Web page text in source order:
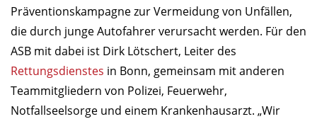
Präventionskampagne zur Vermeidung von Unfällen,
die durch junge Autofahrer verursacht werden. Für den
ASB mit dabei ist Dirk Lötschert, Leiter des
Rettungsdienstes in Bonn, gemeinsam mit anderen
Teammitgliedern von Polizei, Feuerwehr,
Notfallseelsorge und einem Krankenhausarzt. „Wir